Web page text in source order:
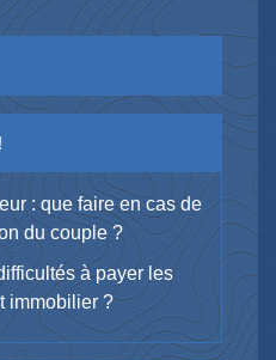
: que faire en cas de
du couple ?
à payer les
immobilier ?